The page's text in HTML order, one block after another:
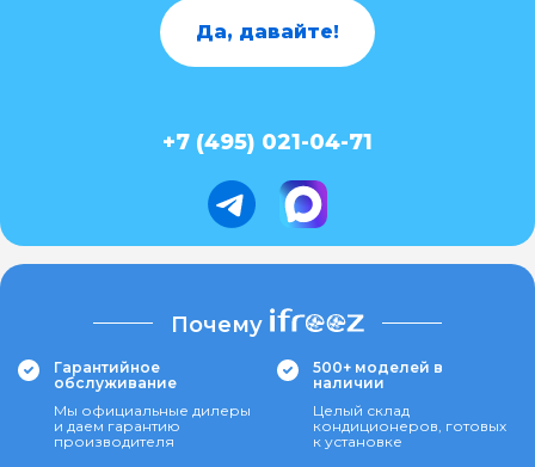
Да, давайте!
+7 (495) 021-04-71
Почему
Гарантийное
обслуживание
Мы официальные дилеры
и даем гарантию
производителя
500+ моделей в
наличии
Целый склад
кондиционеров, готовых
к установке